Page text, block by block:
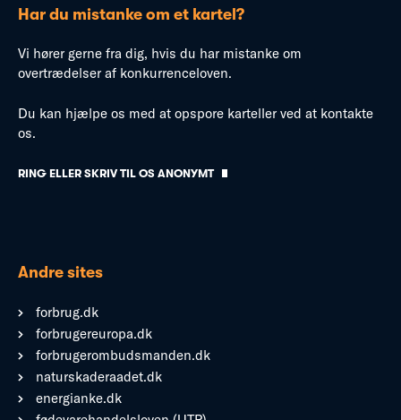
Har du mistanke om et kartel?
Vi hører gerne fra dig, hvis du har mistanke om
overtrædelser af konkurrenceloven.
Du kan hjælpe os med at opspore karteller ved at kontakte
os.
RING ELLER SKRIV TIL OS ANONYMT
Andre sites
forbrug.dk
forbrugereuropa.dk
forbrugerombudsmanden.dk
naturskaderaadet.dk
energianke.dk